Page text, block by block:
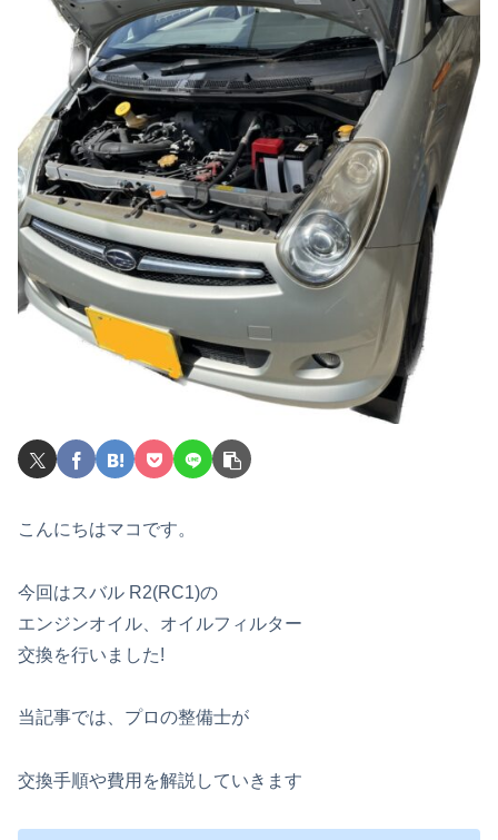
こんにちはマコです。
今回はスバル R2(RC1)の
エンジンオイル、オイルフィルター
交換を行いました!
当記事では、プロの整備士が
交換手順や費用を解説していきます